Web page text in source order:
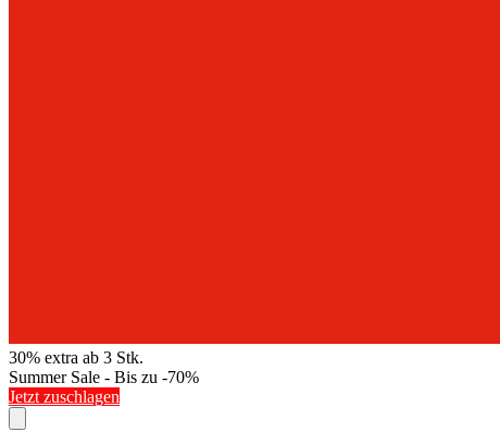
30% extra ab 3 Stk.
Summer Sale - Bis zu -70%
Jetzt zuschlagen